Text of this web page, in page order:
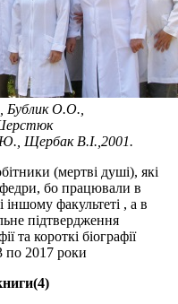
Бублик О.О.,
Щербак В.І.,2001.
(мертві душі), які
бо працювали в
іншому факультеті , а в
підтвердження
та короткі біографії
по 2017 роки